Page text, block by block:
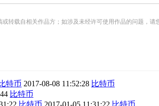
载自相关作品方；如涉及未经许可使用作品的问题，请
特币 2017-08-08 11:52:28 比特币
比特币
比特币 2017-01-05 11:31:22 比特币